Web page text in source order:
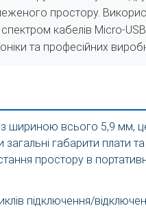
простору.
кабелів Micro-
та професійних
шириною всього 5,9 мм,
загальні габарити плати
простору в
підключення/